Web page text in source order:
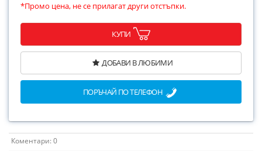
*Промо цена, не се прилагат други отстъпки.
КУПИ
ДОБАВИ В ЛЮБИМИ
ПОРЪЧАЙ ПО ТЕЛЕФОН
Коментари: 0